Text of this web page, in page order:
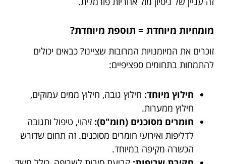
מומחיות מיוחדת = תוספת מיוחדת?
זוכרים את המיומנויות המרובות שציינו? כבאים יכולים
להתמחות בתחומים ספציפיים:
חילוץ מיוחד: חילוץ גובה, חילוץ ממים עמוקים,
חילוץ ממערות.
חומרים מסוכנים (חומ"ס): זיהוי, טיפול ותגובה
לדליפות ואירועי חומרים מסוכנים. זה תחום שדורש
הכשרה מקיפה במיוחד.